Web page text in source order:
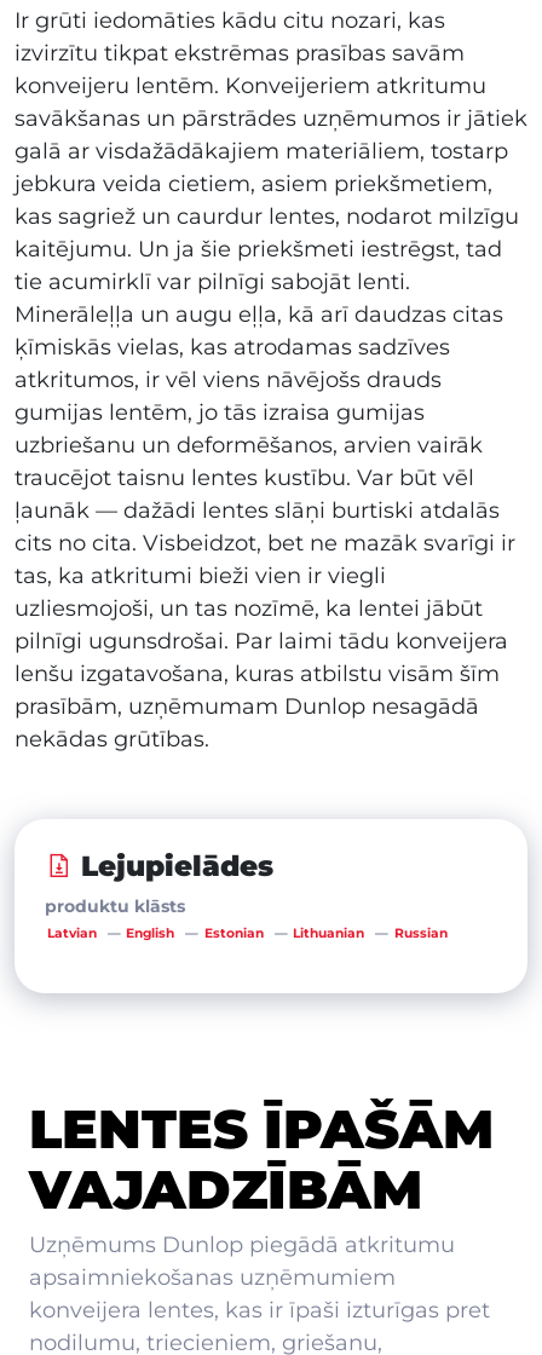
Ir grūti iedomāties kādu citu nozari, kas
izvirzītu tikpat ekstrēmas prasības savām
konveijeru lentēm. Konveijeriem atkritumu
savākšanas un pārstrādes uzņēmumos ir jātiek
galā ar visdažādākajiem materiāliem, tostarp
jebkura veida cietiem, asiem priekšmetiem,
kas sagriež un caurdur lentes, nodarot milzīgu
kaitējumu. Un ja šie priekšmeti iestrēgst, tad
tie acumirklī var pilnīgi sabojāt lenti.
Minerāleļļa un augu eļļa, kā arī daudzas citas
ķīmiskās vielas, kas atrodamas sadzīves
atkritumos, ir vēl viens nāvējošs drauds
gumijas lentēm, jo tās izraisa gumijas
uzbriešanu un deformēšanos, arvien vairāk
traucējot taisnu lentes kustību. Var būt vēl
ļaunāk — dažādi lentes slāņi burtiski atdalās
cits no cita. Visbeidzot, bet ne mazāk svarīgi ir
tas, ka atkritumi bieži vien ir viegli
uzliesmojoši, un tas nozīmē, ka lentei jābūt
pilnīgi ugunsdrošai. Par laimi tādu konveijera
lenšu izgatavošana, kuras atbilstu visām šīm
prasībām, uzņēmumam Dunlop nesagādā
nekādas grūtības.
Lejupielādes
produktu klāsts
Latvian English Estonian Lithuanian Russian
LENTES ĪPAŠĀM
VAJADZĪBĀM
Uzņēmums Dunlop piegādā atkritumu
apsaimniekošanas uzņēmumiem
konveijera lentes, kas ir īpaši izturīgas pret
nodilumu, triecieniem, griešanu,